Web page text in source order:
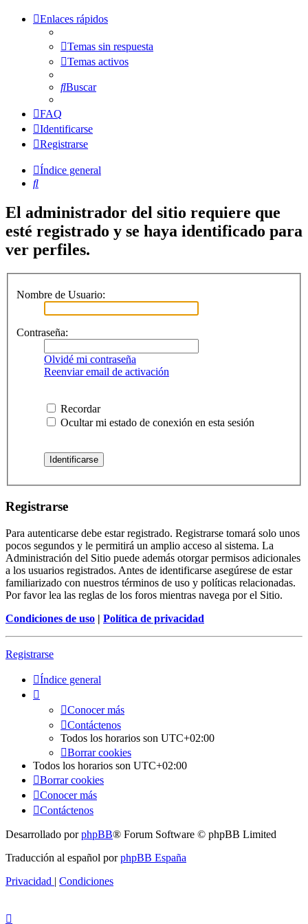
Enlaces rápidos
Temas sin respuesta
Temas activos
Buscar
FAQ
Identificarse
Registrarse
Índice general
Buscar
El administrador del sitio requiere que
esté registrado y se haya identificado para
ver perfiles.
Nombre de Usuario:
Contraseña:
Olvidé mi contraseña
Reenviar email de activación
Recordar
Ocultar mi estado de conexión en esta sesión
Registrarse
Para autenticarse debe estar registrado. Registrarse tomará solo unos
pocos segundos y le permitirá un amplio acceso al sistema. La
Administración del Sitio puede además otorgar permisos adicionales
a los usuarios registrados. Antes de identificarse asegúrese de estar
familiarizado con nuestros términos de uso y políticas relacionadas.
Por favor lea las reglas de los foros mientras navega por el Sitio.
Condiciones de uso | Política de privacidad
Registrarse
Índice general
Conocer más
Contáctenos
Todos los horarios son UTC+02:00
Borrar cookies
Todos los horarios son UTC+02:00
Borrar cookies
Conocer más
Contáctenos
Desarrollado porphpBB® Forum Software © phpBB Limited
Traducción al español porphpBB España
Privacidad | Condiciones